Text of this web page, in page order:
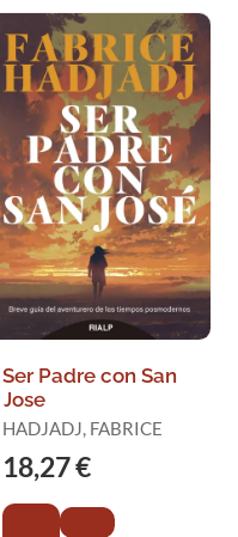
Ser Padre con San
Jose
HADJADJ, FABRICE
18,27 €